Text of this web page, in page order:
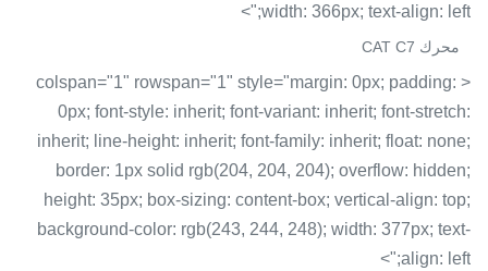
width: 366px; text-align: left;">
محرك CAT C7
< colspan="1" rowspan="1" style="margin: 0px; padding:
0px; font-style: inherit; font-variant: inherit; font-stretch:
inherit; line-height: inherit; font-family: inherit; float: none;
border: 1px solid rgb(204, 204, 204); overflow: hidden;
height: 35px; box-sizing: content-box; vertical-align: top;
background-color: rgb(243, 244, 248); width: 377px; text-
align: left;">